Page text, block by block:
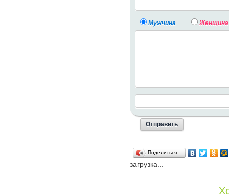
Мужчина Женщина
Поделиться…
загрузка...